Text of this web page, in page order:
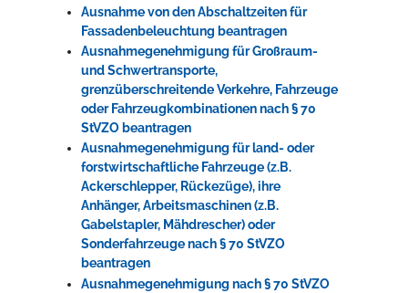
Ausnahme von den Abschaltzeiten für
Fassadenbeleuchtung beantragen
Ausnahmegenehmigung für Großraum-
und Schwertransporte,
grenzüberschreitende Verkehre, Fahrzeuge
oder Fahrzeugkombinationen nach § 70
StVZO beantragen
Ausnahmegenehmigung für land- oder
forstwirtschaftliche Fahrzeuge (z.B.
Ackerschlepper, Rückezüge), ihre
Anhänger, Arbeitsmaschinen (z.B.
Gabelstapler, Mähdrescher) oder
Sonderfahrzeuge nach § 70 StVZO
beantragen
Ausnahmegenehmigung nach § 70 StVZO